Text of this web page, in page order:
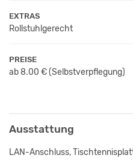
EXTRAS
Rollstuhlgerecht
PREISE
ab 8.00 €(Selbstverpflegung)
Ausstattung
LAN-Anschluss,